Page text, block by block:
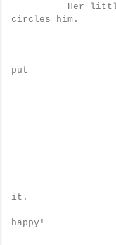
Her
circles him.
put
it.
happy!